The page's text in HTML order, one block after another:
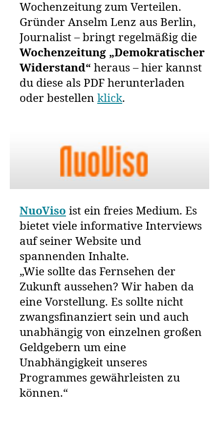
Wochenzeitung zum Verteilen.
Gründer Anselm Lenz aus Berlin,
Journalist – bringt regelmäßig die
Wochenzeitung „Demokratischer
Widerstand“ heraus – hier kannst
du diese als PDF herunterladen
oder bestellen klick.
NuoViso ist ein freies Medium. Es
bietet viele informative Interviews
auf seiner Website und
spannenden Inhalte.
„Wie sollte das Fernsehen der
Zukunft aussehen? Wir haben da
eine Vorstellung. Es sollte nicht
zwangsfinanziert sein und auch
unabhängig von einzelnen großen
Geldgebern um eine
Unabhängigkeit unseres
Programmes gewährleisten zu
können.“